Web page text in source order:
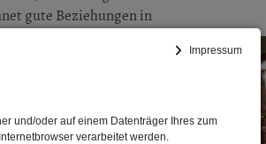
Impressum
und/oder auf einem Datenträger Ihres zum
verarbeitet werden.
gute Beziehungen in
Beziehungen?
Möglichkeiten gibt
und Ihr Vorhaben